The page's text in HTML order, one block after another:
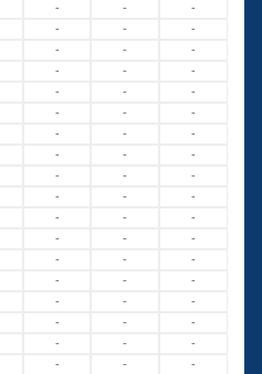
- -
-
- -
-
- -
-
- -
-
- -
-
- -
-
- -
-
- -
-
- -
-
- -
-
- -
-
- -
-
- -
-
- -
-
- -
-
- -
-
- -
-
- -
-